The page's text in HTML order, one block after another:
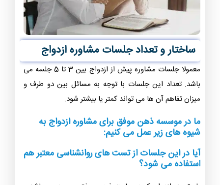
ساختار و تعداد جلسات مشاوره ازدواج
معمولا جلسات مشاوره پیش از ازدواج بین 3 تا 5 جلسه می
باشد. تعداد این جلسات با توجه به مسائل بین دو طرف و
میزان تفاهم آن ها می تواند کمتر یا بیشتر شود.
ما در موسسه ذهن موفق برای مشاوره ازدواج به
شیوه های زیر عمل می کنیم:
آیا در این جلسات از تست های روانشناسی معتبر هم
استفاده می شود؟